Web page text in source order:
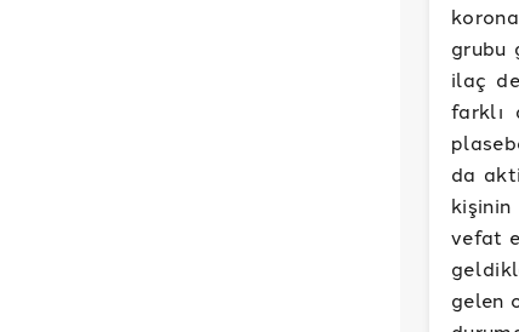
grubu
ilaç
farklı
da
vefat
gelen